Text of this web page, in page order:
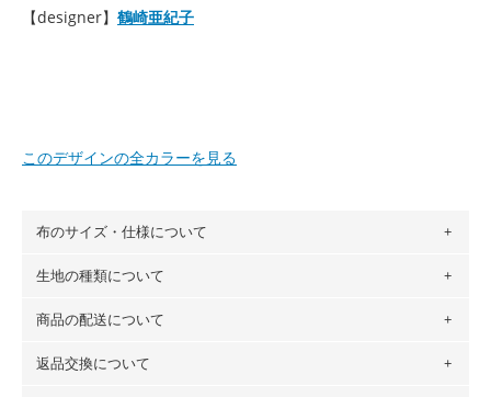
【designer】 鶴崎亜紀子
このデザインの全カラーを見る
布のサイズ・仕様について
布の長さは50cm単位での販売になります。
場合 → 購入数量「7」
生地の種類について
・現在、すべてのデザインのプリントに使用している生地は
ットン（ダブルガーゼ）・100％コットン（ローン）・コッ
商品の配送について
・ネコポスでの配送は、布は2mまで型紙は2個までとなりま
返品交換について